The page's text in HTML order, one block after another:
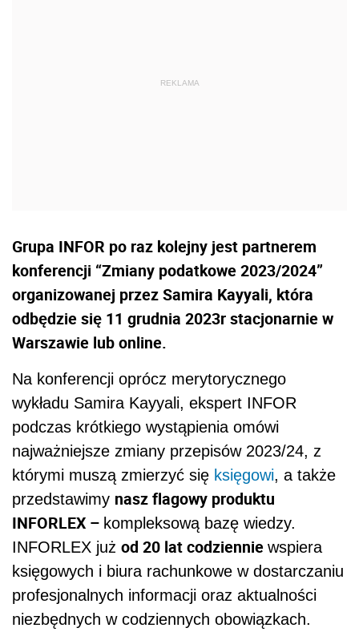
Grupa INFOR po raz kolejny jest partnerem
konferencji “Zmiany podatkowe 2023/2024”
organizowanej przez Samira Kayyali, która
odbędzie się 11 grudnia 2023r stacjonarnie w
Warszawie lub online.
Na konferencji oprócz merytorycznego
wykładu Samira Kayyali, ekspert INFOR
podczas krótkiego wystąpienia omówi
najważniejsze zmiany przepisów 2023/24, z
którymi muszą zmierzyć się księgowi, a także
przedstawimy nasz flagowy produktu
INFORLEX – kompleksową bazę wiedzy.
INFORLEX już od 20 lat codziennie wspiera
księgowych i biura rachunkowe w dostarczaniu
profesjonalnych informacji oraz aktualności
niezbędnych w codziennych obowiązkach.